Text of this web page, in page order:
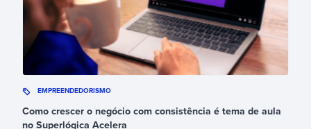
EMPREENDEDORISMO
Como crescer o negócio com consistência é tema de aula
no Superlógica Acelera